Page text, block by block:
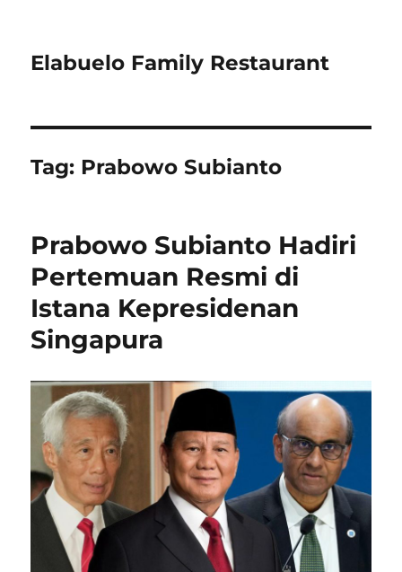
Elabuelo Family Restaurant
Tag: Prabowo Subianto
Prabowo Subianto Hadiri
Pertemuan Resmi di
Istana Kepresidenan
Singapura